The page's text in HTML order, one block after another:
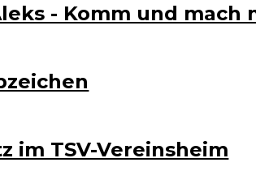
- Komm und mach
im TSV-Vereinsheim